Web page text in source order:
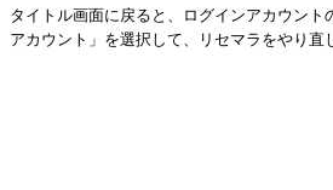
タイトル画面に戻ると、ログインアカウント
アカウント」を選択して、リセマラをやり直